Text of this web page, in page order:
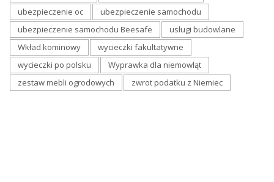
ubezpieczenie oc
ubezpieczenie samochodu
ubezpieczenie samochodu Beesafe
usługi budowlane
Wkład kominowy
wycieczki fakultatywne
wycieczki po polsku
Wyprawka dla niemowląt
zestaw mebli ogrodowych
zwrot podatku z Niemiec